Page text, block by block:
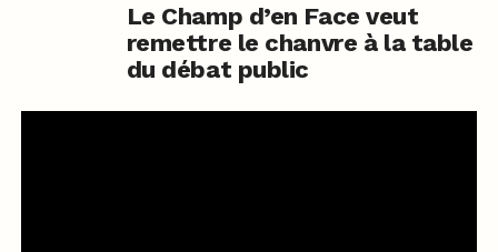
Le Champ d’en Face veut
remettre le chanvre à la table
du débat public